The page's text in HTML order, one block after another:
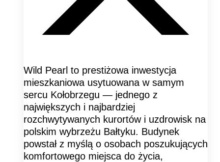
Wild Pearl to prestiżowa inwestycja
mieszkaniowa usytuowana w samym
sercu Kołobrzegu — jednego z
największych i najbardziej
rozchwytywanych kurortów i uzdrowisk na
polskim wybrzeżu Bałtyku. Budynek
powstał z myślą o osobach poszukujących
komfortowego miejsca do życia,